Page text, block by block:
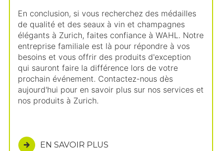
En conclusion, si vous recherchez des médailles
de qualité et des seaux à vin et champagnes
élégants à Zurich, faites confiance à WAHL. Notre
entreprise familiale est là pour répondre à vos
besoins et vous offrir des produits d'exception
qui sauront faire la différence lors de votre
prochain événement. Contactez-nous dès
aujourd'hui pour en savoir plus sur nos services et
nos produits à Zurich.
EN SAVOIR PLUS